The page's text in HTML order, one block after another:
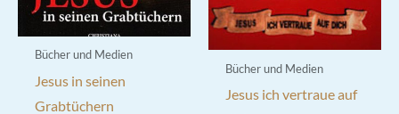
Bücher und Medien
Jesus in seinen
Grabtüchern
Bücher und Medien
Jesus ich vertraue auf